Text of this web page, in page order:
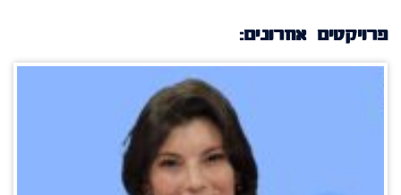
פרויקטים אחרונים: